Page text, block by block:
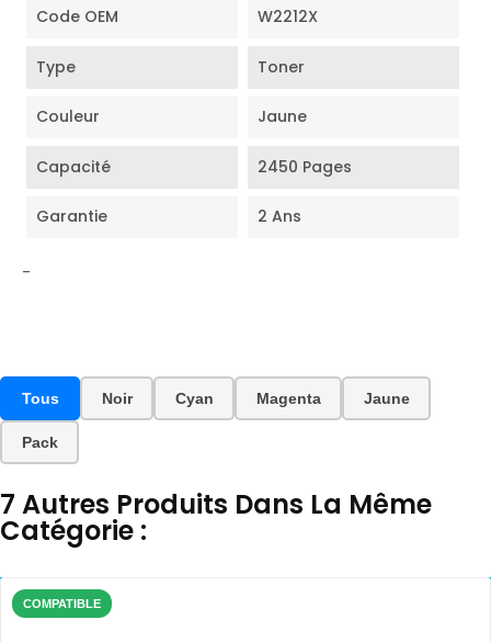
Code OEM W2212X
Type Toner
Couleur Jaune
Capacité 2450 Pages
Garantie 2 Ans
-
Tous Noir Cyan Magenta Jaune
Pack
7 Autres Produits Dans La Même
Catégorie :
COMPATIBLE